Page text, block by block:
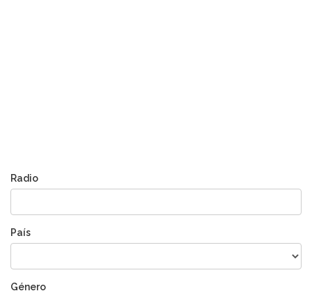
Radio
País
Género